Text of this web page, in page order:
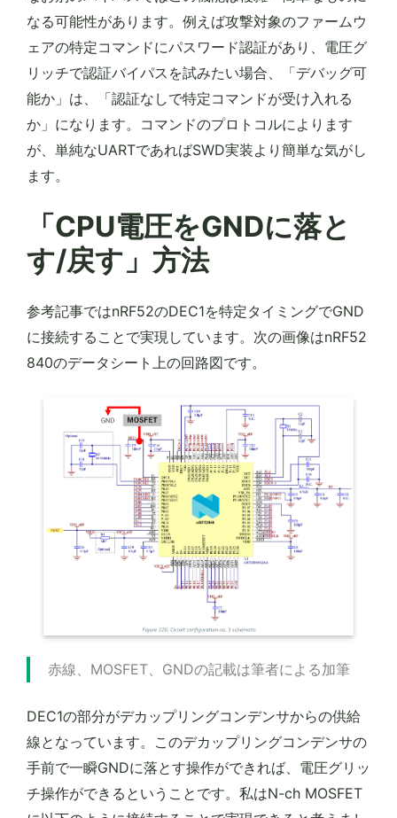
なる可能性があります。例えば攻撃対象のファームウ
ェアの特定コマンドにパスワード認証があり、電圧グ
リッチで認証バイパスを試みたい場合、「デバッグ可
能か」は、「認証なしで特定コマンドが受け入れる
か」になります。コマンドのプロトコルによります
が、単純なUARTであればSWD実装より簡単な気がし
ます。
「CPU電圧をGNDに落と
す/戻す」方法
参考記事ではnRF52のDEC1を特定タイミングでGND
に接続することで実現しています。次の画像はnRF52
840のデータシート上の回路図です。
赤線、MOSFET、GNDの記載は筆者による加筆
DEC1の部分がデカップリングコンデンサからの供給
線となっています。このデカップリングコンデンサの
手前で一瞬GNDに落とす操作ができれば、電圧グリッ
チ操作ができるということです。私はN-ch MOSFET